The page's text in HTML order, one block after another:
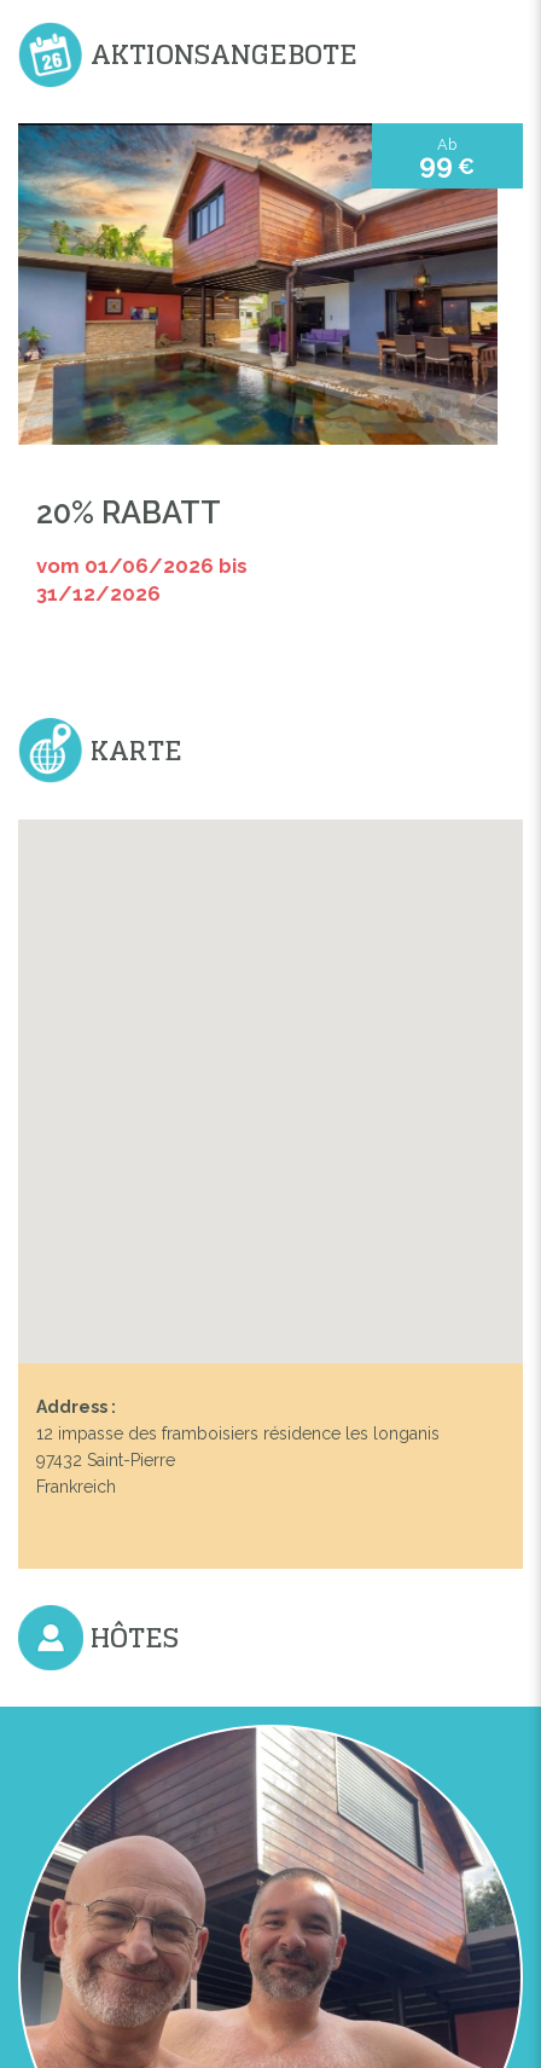
AKTIONSANGEBOTE
Ab
99 €
20% RABATT
vom 01/06/2026 bis
31/12/2026
KARTE
Address :
12 impasse des framboisiers résidence les longanis
97432 Saint-Pierre
Frankreich
HÔTES